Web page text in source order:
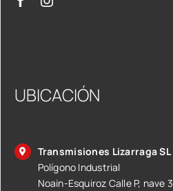
UBICACIÓN
Transmisiones Lizarraga SL
Polígono Industrial
Noain-Esquiroz Calle P, nave 3